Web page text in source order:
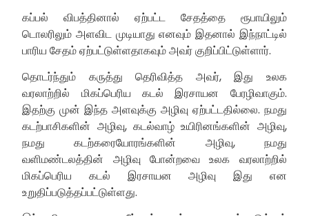
கப்பல் விபத்தினால் ஏற்பட்ட சேதத்தை ரூபாயிலும்
டொலரிலும் அளவிட முடியாது எனவும் இதனால் இந்நாட்டில்
பாரிய சேதம் ஏற்பட்டுள்ளதாகவும் அவர் குறிப்பிட்டுள்ளார்.
தொடர்ந்தும் கருத்து தெரிவித்த அவர், இது உலக
வரலாற்றில் மிகப்பெரிய கடல் இரசாயன பேரழிவாகும்.
இதற்கு முன் இந்த அளவுக்கு அழிவு ஏற்பட்டதில்லை. நமது
கடற்பாசிகளின் அழிவு, கடல்வாழ் உயிரினங்களின் அழிவு,
நமது கடற்கரையோரங்களின் அழிவு, நமது
வளிமண்டலத்தின் அழிவு போன்றவை உலக வரலாற்றில்
மிகப்பெரிய கடல் இரசாயன அழிவு இது என
உறுதிப்படுத்தப்பட்டுள்ளது.